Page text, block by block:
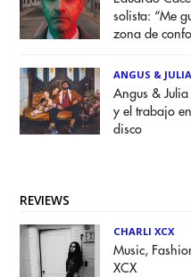
solista: “Me
zona de
ANGUS &
Angus &
y el trabajo
disco
REVIEWS
CHARLI XCX
Music,
XCX